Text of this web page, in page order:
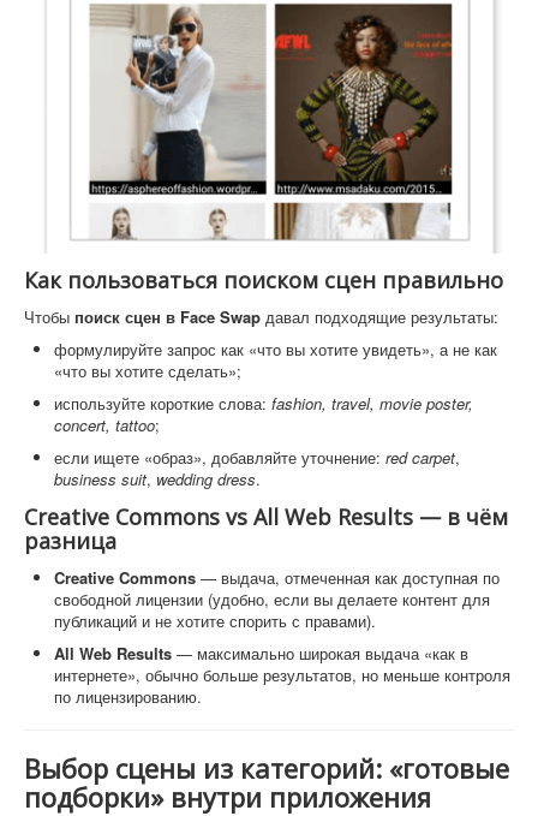
Как пользоваться поиском сцен правильно
Чтобы поиск сцен в Face Swap давал подходящие результаты:
формулируйте запрос как «что вы хотите увидеть», а не как
«что вы хотите сделать»;
используйте короткие слова: fashion, travel, movie poster,
concert, tattoo;
если ищете «образ», добавляйте уточнение: red carpet,
business suit, wedding dress.
Creative Commons vs All Web Results — в чём
разница
Creative Commons — выдача, отмеченная как доступная по
свободной лицензии (удобно, если вы делаете контент для
публикаций и не хотите спорить с правами).
All Web Results — максимально широкая выдача «как в
интернете», обычно больше результатов, но меньше контроля
по лицензированию.
Выбор сцены из категорий: «готовые
подборки» внутри приложения